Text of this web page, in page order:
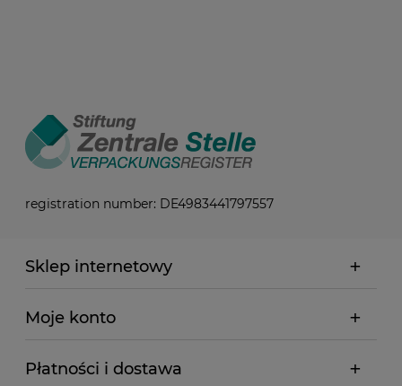
registration number: DE4983441797557
Sklep internetowy
Moje konto
Płatności i dostawa